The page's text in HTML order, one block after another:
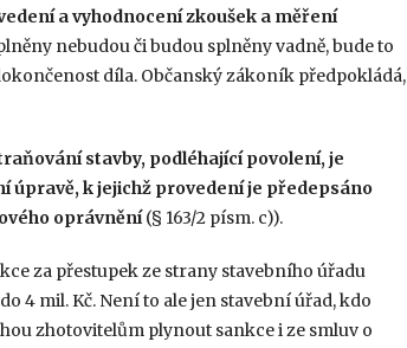
a vyhodnocení zkoušek a měření
nebudou či budou splněny vadně, bude to
díla. Občanský zákoník předpokládá,
stavby, podléhající povolení, je
úpravě, k jejichž provedení je předepsáno
oprávnění(§ 163/2 písm. c)).
za přestupek ze strany stavebního úřadu
4 mil. Kč. Není to ale jen stavební úřad, kdo
zhotovitelům plynout sankce i ze smluv o